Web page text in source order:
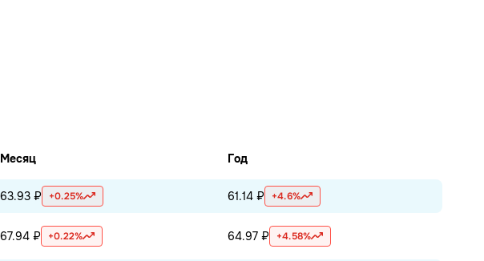
Месяц Год
63.93 ₽ +0.25% 61.14 ₽ +4.6%
67.94 ₽ +0.22% 64.97 ₽ +4.58%